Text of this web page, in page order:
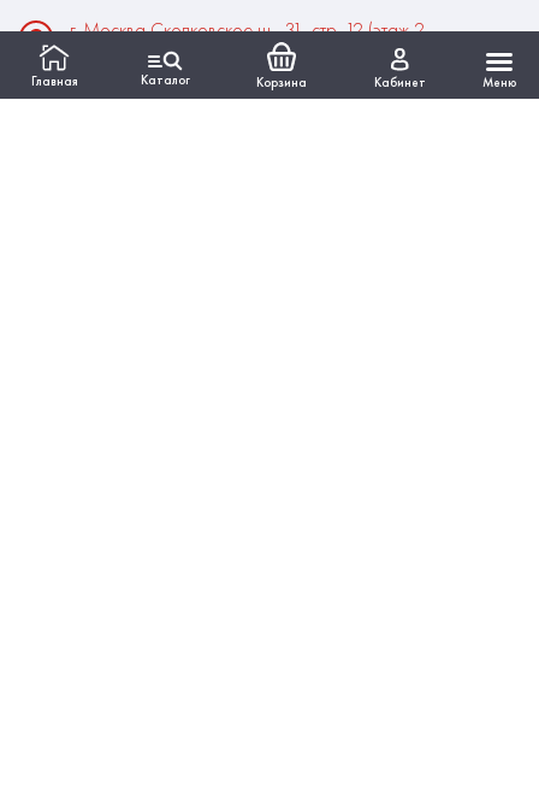
Главная Каталог Корзина Кабинет Меню
г. Москва Сколковское ш., 31, стр. 12 (этаж 2,
помещение 22)
Время работы: